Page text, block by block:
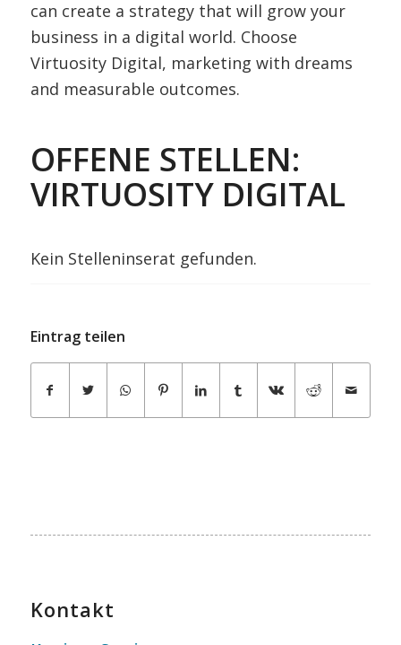
can create a strategy that will grow your
business in a digital world. Choose
Virtuosity Digital, marketing with dreams
and measurable outcomes.
OFFENE STELLEN:
VIRTUOSITY DIGITAL
Kein Stelleninserat gefunden.
Eintrag teilen
Kontakt